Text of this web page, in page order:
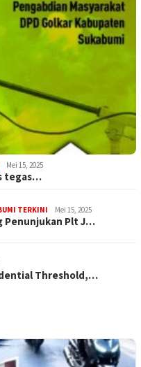
Mei 15, 2025
tegas…
TERKINI Mei 15, 2025
Penunjukan Plt J…
Threshold,…